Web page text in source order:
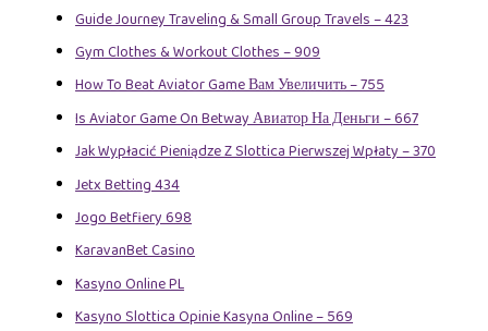
Guide Journey Traveling & Small Group Travels – 423
Gym Clothes & Workout Clothes – 909
How To Beat Aviator Game Вам Увеличить – 755
Is Aviator Game On Betway Авиатор На Деньги – 667
Jak Wypłacić Pieniądze Z Slottica Pierwszej Wpłaty – 370
Jetx Betting 434
Jogo Betfiery 698
KaravanBet Casino
Kasyno Online PL
Kasyno Slottica Opinie Kasyna Online – 569